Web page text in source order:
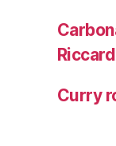
Curry